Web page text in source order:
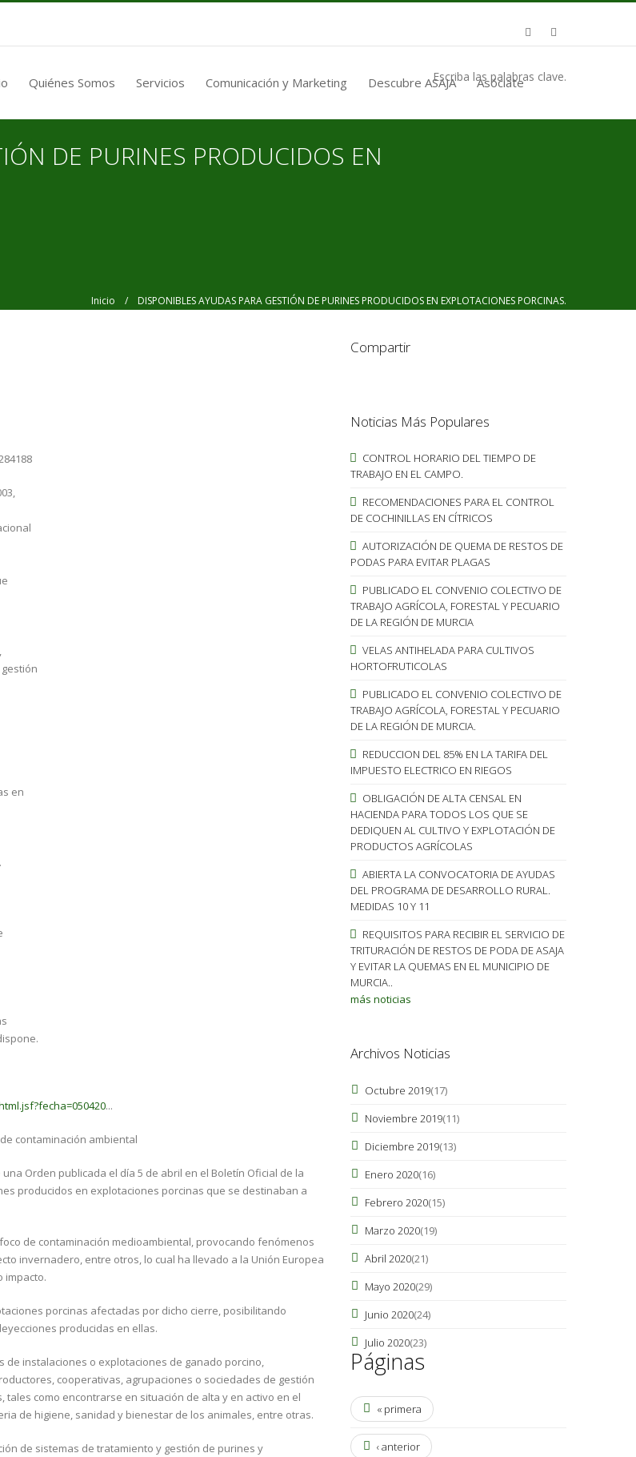
Quiénes Somos Servicios Comunicación y Marketing Descubre ASAJA Asóciate
Escriba las palabras clave.
DE PURINES PRODUCIDOS EN
Inicio / DISPONIBLES AYUDAS PARA GESTIÓN DE PURINES PRODUCIDOS EN EXPLOTACIONES PORCINAS.
en
...
contaminación ambiental
Orden publicada el día 5 de abril en el Boletín Oficial de la
producidos en explotaciones porcinas que se destinaban a
de contaminación medioambiental, provocando fenómenos
invernadero, entre otros, lo cual ha llevado a la Unión Europea
impacto.
porcinas afectadas por dicho cierre, posibilitando
producidas en ellas.
instalaciones o explotaciones de ganado porcino,
cooperativas, agrupaciones o sociedades de gestión
como encontrarse en situación de alta y en activo en el
de higiene, sanidad y bienestar de los animales, entre otras.
de sistemas de tratamiento y gestión de purines y
Compartir
Noticias Más Populares
CONTROL HORARIO DEL TIEMPO DE
TRABAJO EN EL CAMPO.
RECOMENDACIONES PARA EL CONTROL
DE COCHINILLAS EN CÍTRICOS
AUTORIZACIÓN DE QUEMA DE RESTOS DE
PODAS PARA EVITAR PLAGAS
PUBLICADO EL CONVENIO COLECTIVO DE
TRABAJO AGRÍCOLA, FORESTAL Y PECUARIO
DE LA REGIÓN DE MURCIA
VELAS ANTIHELADA PARA CULTIVOS
HORTOFRUTICOLAS
PUBLICADO EL CONVENIO COLECTIVO DE
TRABAJO AGRÍCOLA, FORESTAL Y PECUARIO
DE LA REGIÓN DE MURCIA.
REDUCCION DEL 85% EN LA TARIFA DEL
IMPUESTO ELECTRICO EN RIEGOS
OBLIGACIÓN DE ALTA CENSAL EN
HACIENDA PARA TODOS LOS QUE SE
DEDIQUEN AL CULTIVO Y EXPLOTACIÓN DE
PRODUCTOS AGRÍCOLAS
ABIERTA LA CONVOCATORIA DE AYUDAS
DEL PROGRAMA DE DESARROLLO RURAL.
MEDIDAS 10 Y 11
REQUISITOS PARA RECIBIR EL SERVICIO DE
TRITURACIÓN DE RESTOS DE PODA DE ASAJA
Y EVITAR LA QUEMAS EN EL MUNICIPIO DE
MURCIA..
más noticias
Archivos Noticias
Octubre 2019(17)
Noviembre 2019(11)
Diciembre 2019(13)
Enero 2020(16)
Febrero 2020(15)
Marzo 2020(19)
Abril 2020(21)
Mayo 2020(29)
Junio 2020(24)
Julio 2020(23)
Páginas
« primera
‹ anterior